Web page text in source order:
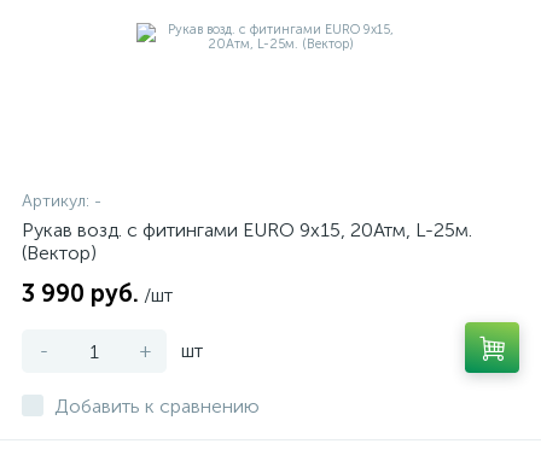
Артикул: -
Рукав возд. с фитингами EURO 9х15, 20Атм, L-25м.
(Вектор)
3 990 руб. /шт
- + шт
Добавить к сравнению